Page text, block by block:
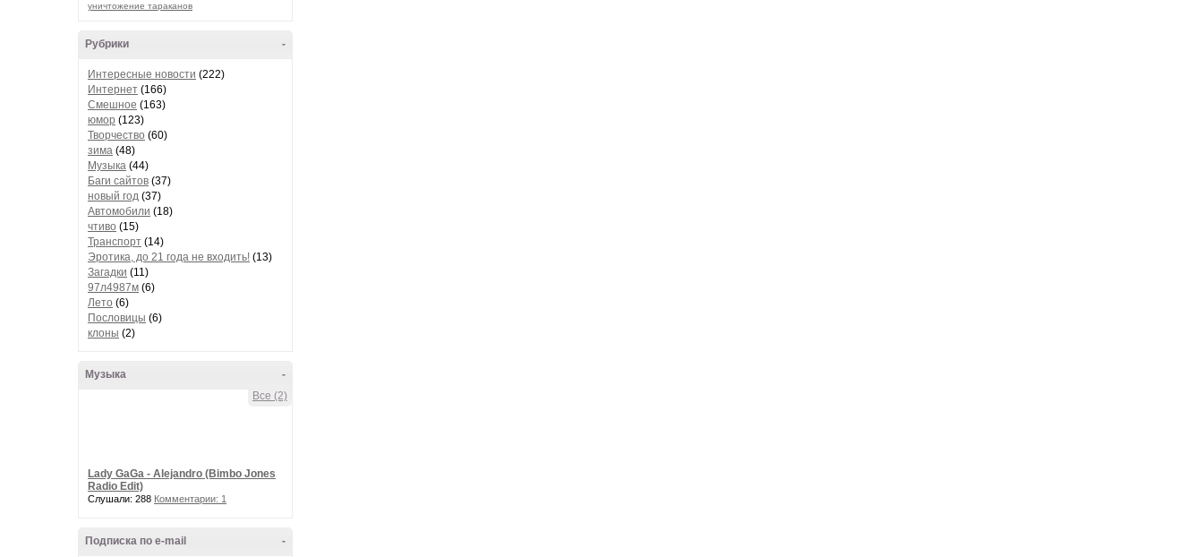
уничтожение тараканов
-
Рубрики
Интересные новости (222)
Интернет (166)
Смешное (163)
юмор (123)
Творчество (60)
зима (48)
Музыка (44)
Баги сайтов (37)
новый год (37)
Автомобили (18)
чтиво (15)
Транспорт (14)
Эротика, до 21 года не входить! (13)
Загадки (11)
97л4987м (6)
Лето (6)
Пословицы (6)
клоны (2)
-
Музыка
Все (2)
Lady GaGa - Alejandro (Bimbo Jones
Radio Edit)
Слушали: 288 Комментарии: 1
-
Подписка по e-mail